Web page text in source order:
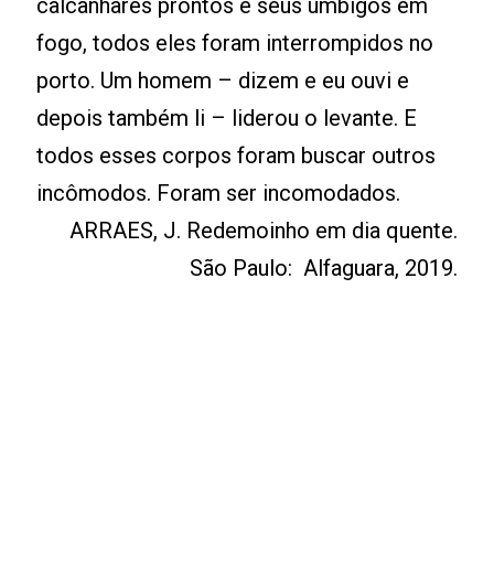
calcanhares prontos e seus umbigos em
fogo, todos eles foram interrompidos no
porto. Um homem – dizem e eu ouvi e
depois também li – liderou o levante. E
todos esses corpos foram buscar outros
incômodos. Foram ser incomodados.
ARRAES, J. Redemoinho em dia quente.
São Paulo: Alfaguara, 2019.